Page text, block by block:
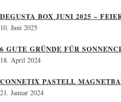
DEGUSTA BOX JUNI 2025 –
10. Juni 2025
6 GUTE GRÜNDE FÜR
18. April 2024
CONNETIX PASTELL
21. Januar 2024